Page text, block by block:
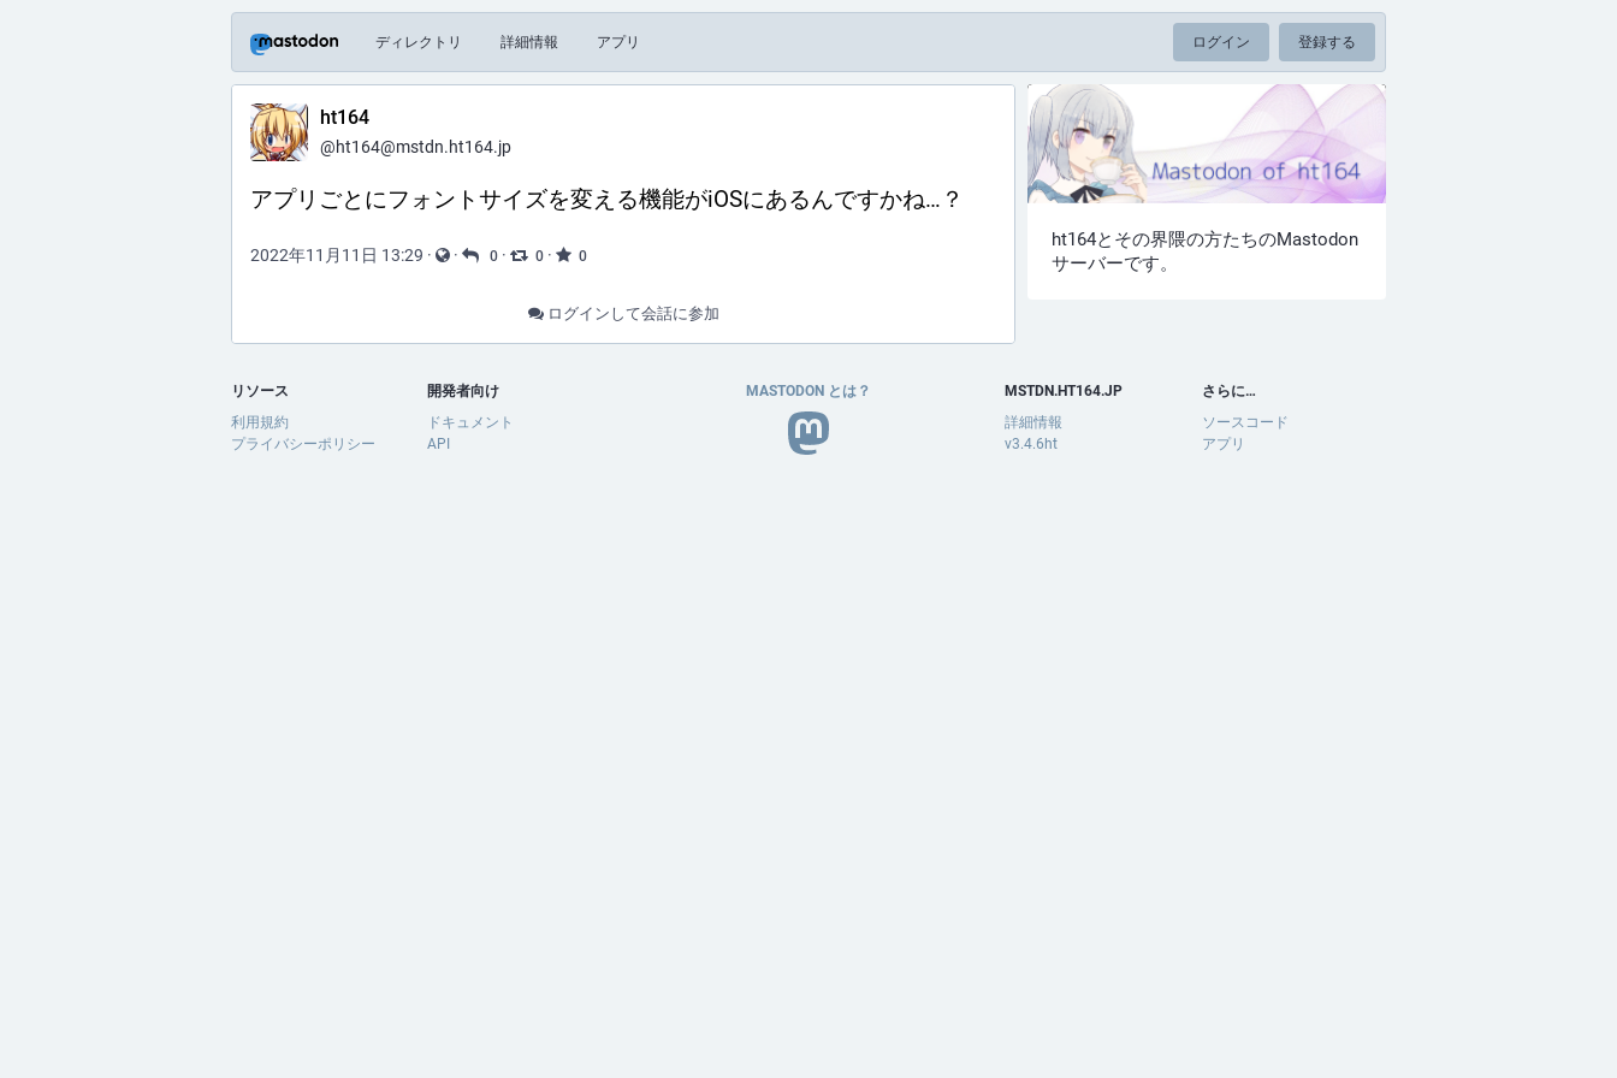
ディレクトリ 詳細情報 アプリ ログイン 登録する
ht164
@ht164@mstdn.ht164.jp
アプリごとにフォントサイズを変える機能がiOSにあるんですかね…？
2022年11月11日 13:29 · · 0 · 0 · 0
ログインして会話に参加
ht164とその界隈の方たちのMastodon
サーバーです。
リソース
利用規約
プライバシーポリシー
開発者向け
ドキュメント
API
MASTODON とは？
MSTDN.HT164.JP
詳細情報
v3.4.6ht
さらに…
ソースコード
アプリ